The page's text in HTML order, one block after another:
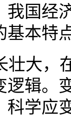
我国经
基本特
壮大，
逻辑。
科学应